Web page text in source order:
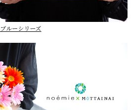
ルーシリーズ